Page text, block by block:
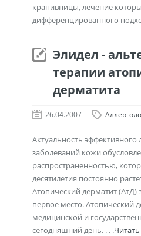
крапивницы, лечение
дифференцированного
Элидел -
терапии
дерматита
26.04.2007
Актуальность эффективного
заболеваний кожи
распространенностью,
десятилетия постоянно
Атопический дерматит (АтД)
первое место. Атопический
медицинской и
сегодняшний день. . . .